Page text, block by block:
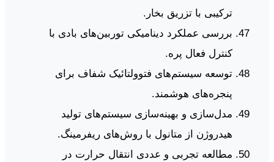
ترکیبی با تزریق بخار.
بررسی عملکرد دینامیکی توربین‌های بادی با
کنترل فعال پره.
توسعه سیستم‌های فتوولتائیک شفاف برای
پنجره‌های هوشمند.
مدل‌سازی و بهینه‌سازی سیستم‌های تولید
هیدروژن از متانول با روش‌های ریفرمینگ.
مطالعه تجربی و عددی انتقال حرارت در